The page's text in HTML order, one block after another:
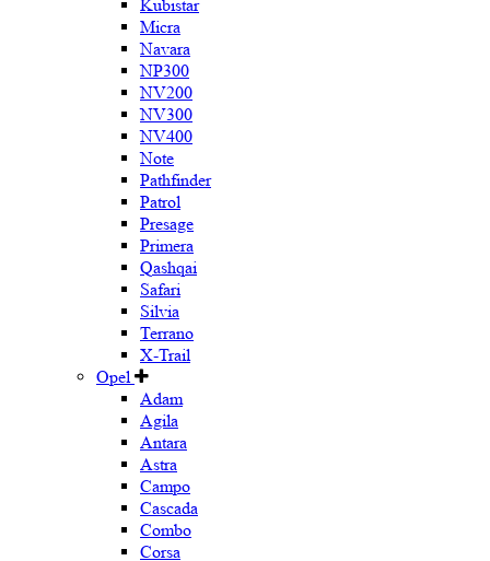
Kubistar
Micra
Navara
NP300
NV200
NV300
NV400
Note
Pathfinder
Patrol
Presage
Primera
Qashqai
Safari
Silvia
Terrano
X-Trail
Opel
Adam
Agila
Antara
Astra
Campo
Cascada
Combo
Corsa